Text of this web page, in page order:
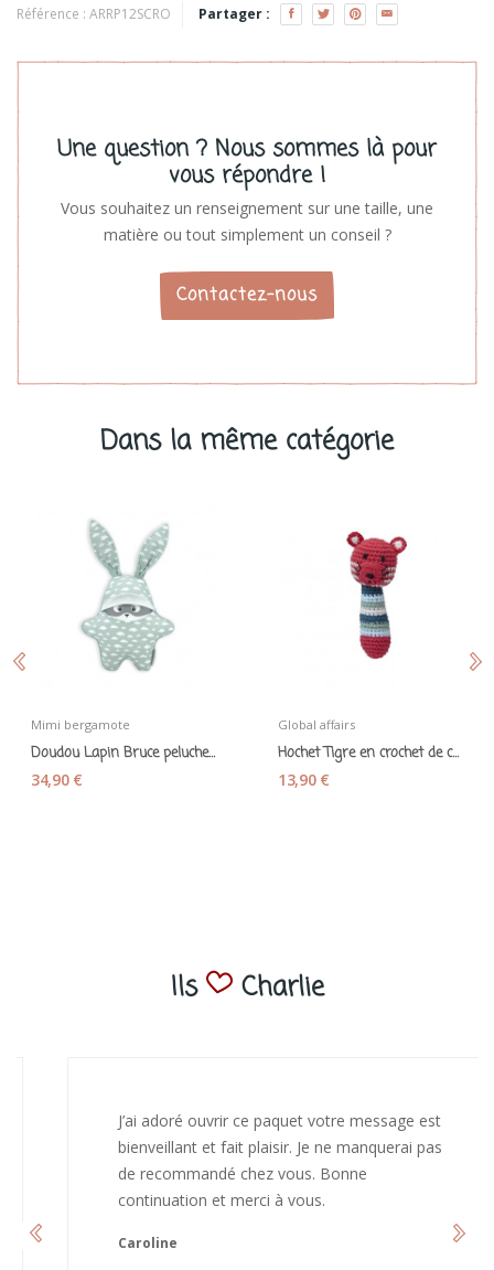
Voir les produits
Référence : ARRP12SCRO Partager :
Une question ? Nous sommes là pour
vous répondre !
Vous souhaitez un renseignement sur une taille, une
matière ou tout simplement un conseil ?
Contactez-nous
Dans la même catégorie
Mimi bergamote
Doudou Lapin Bruce peluche Bimidoux en coton...
34,90 €
Global affairs
Hochet Tigre en crochet de coton - Global Affairs
13,90 €
Ils Charlie
J’ai adoré ouvrir ce paquet votre message est
bienveillant et fait plaisir. Je ne manquerai pas
de recommandé chez vous. Bonne
continuation et merci à vous.
Caroline